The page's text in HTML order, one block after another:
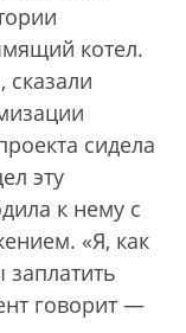
котел.
сидела
эту
к нему с
«Я, как
говорит —